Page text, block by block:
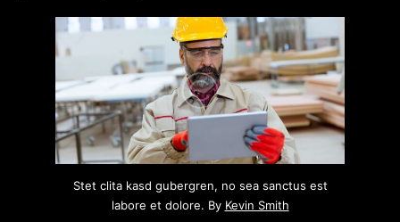
Stet clita kasd gubergren, no sea sanctus est
labore et dolore. By Kevin Smith